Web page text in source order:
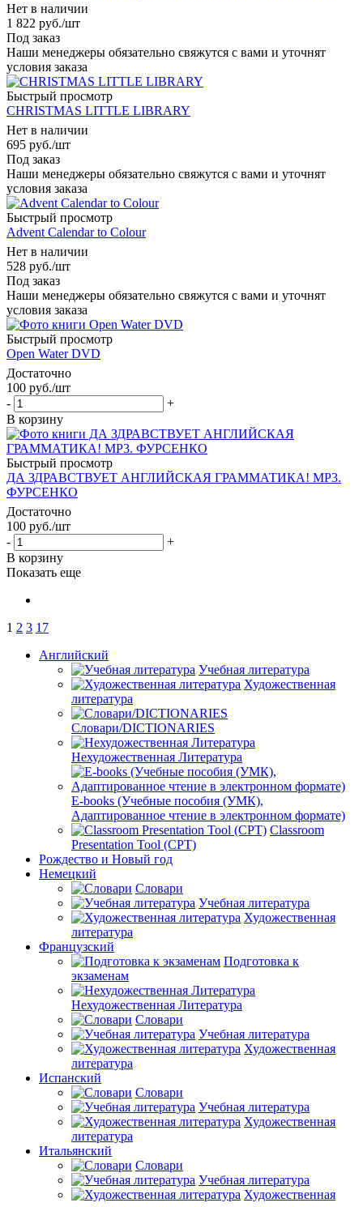
Нет в наличии
1 822 руб./шт
Под заказ
Наши менеджеры обязательно свяжутся с вами и уточнят
условия заказа
Быстрый просмотр
CHRISTMAS LITTLE LIBRARY
Нет в наличии
695 руб./шт
Под заказ
Наши менеджеры обязательно свяжутся с вами и уточнят
условия заказа
Быстрый просмотр
Advent Calendar to Colour
Нет в наличии
528 руб./шт
Под заказ
Наши менеджеры обязательно свяжутся с вами и уточнят
условия заказа
Быстрый просмотр
Open Water DVD
Достаточно
100 руб./шт
-
+
В корзину
Быстрый просмотр
ДА ЗДРАВСТВУЕТ АНГЛИЙСКАЯ ГРАММАТИКА! MP3.
ФУРСЕНКО
Достаточно
100 руб./шт
-
+
В корзину
Показать еще
1 2 3 17
Английский
Учебная литература
Художественная
литература
Словари/DICTIONARIES
Нехудожественная Литература
E-books (Учебные пособия (УМК),
Адаптированное чтение в электронном формате)
Classroom
Presentation Tool (CPT)
Рождество и Новый год
Немецкий
Словари
Учебная литература
Художественная
литература
Французский
Подготовка к
экзаменам
Нехудожественная Литература
Словари
Учебная литература
Художественная
литература
Испанский
Словари
Учебная литература
Художественная
литература
Итальянский
Словари
Учебная литература
Художественная